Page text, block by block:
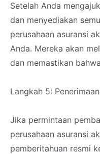
Setelah Anda
dan menyediakan
perusahaan asuransi
Anda. Mereka akan
dan memastikan
Langkah 5:
Jika permintaan
perusahaan asuransi
pemberitahuan resmi